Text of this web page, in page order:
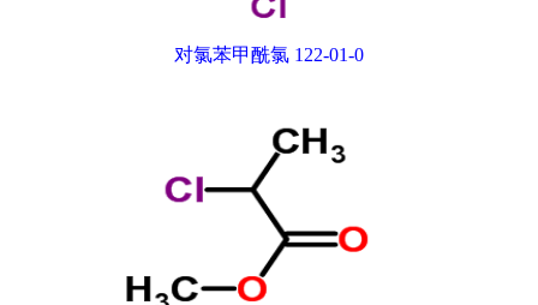
对氯苯甲酰氯 122-01-0